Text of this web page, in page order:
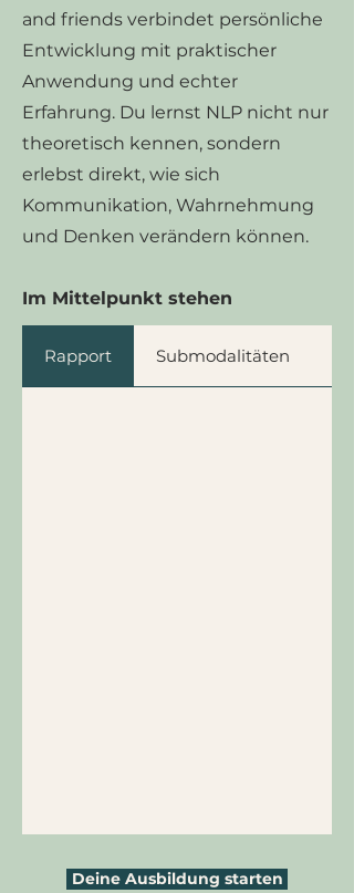
and friends verbindet persönliche
Entwicklung mit praktischer
Anwendung und echter
Erfahrung. Du lernst NLP nicht nur
theoretisch kennen, sondern
erlebst direkt, wie sich
Kommunikation, Wahrnehmung
und Denken verändern können.
Im Mittelpunkt stehen
Rapport Submodalitäten
Deine Ausbildung starten